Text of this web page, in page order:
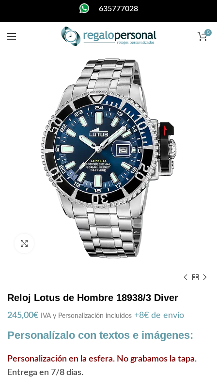
635777028
0
Reloj Lotus de Hombre 18938/3 Diver
245,00€ IVA y Personalización incluidos +8€ de envío
Personalízalo con textos e imágenes:
Personalización en la esfera. No grabamos la tapa.
Entrega en 7/8 días.